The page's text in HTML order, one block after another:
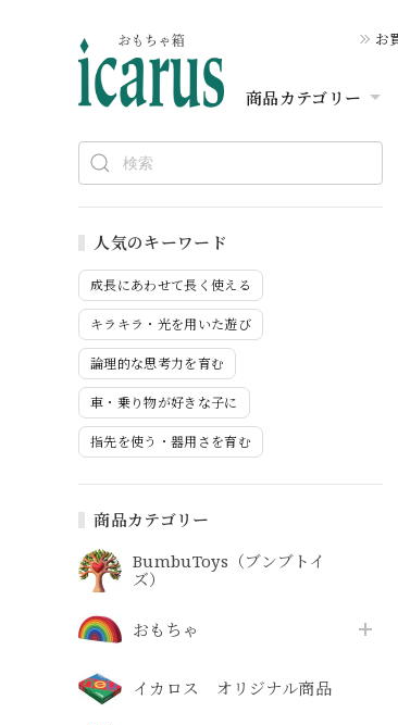
お
商品カテゴリー
人気のキーワード
成長にあわせて長く使える
キラキラ・光を用いた遊び
論理的な思考力を育む
車・乗り物が好きな子に
指先を使う・器用さを育む
商品カテゴリー
BumbuToys（ブンブトイ
ズ）
おもちゃ
イカロス オリジナル商品